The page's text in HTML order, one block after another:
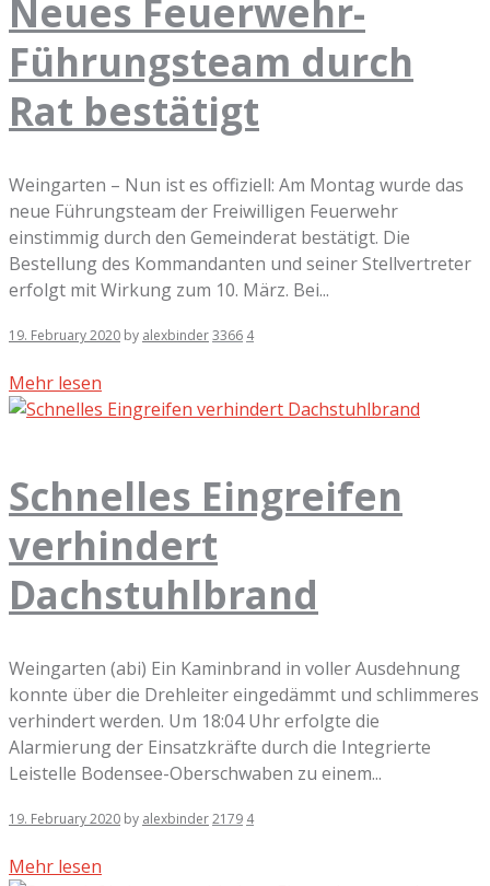
Neues Feuerwehr-
Führungsteam durch
Rat bestätigt
Weingarten – Nun ist es offiziell: Am Montag wurde das
neue Führungsteam der Freiwilligen Feuerwehr
einstimmig durch den Gemeinderat bestätigt. Die
Bestellung des Kommandanten und seiner Stellvertreter
erfolgt mit Wirkung zum 10. März. Bei...
19. February 2020 by alexbinder3366 4
Mehr lesen
Schnelles Eingreifen
verhindert
Dachstuhlbrand
Weingarten (abi) Ein Kaminbrand in voller Ausdehnung
konnte über die Drehleiter eingedämmt und schlimmeres
verhindert werden. Um 18:04 Uhr erfolgte die
Alarmierung der Einsatzkräfte durch die Integrierte
Leistelle Bodensee-Oberschwaben zu einem...
19. February 2020 by alexbinder2179 4
Mehr lesen